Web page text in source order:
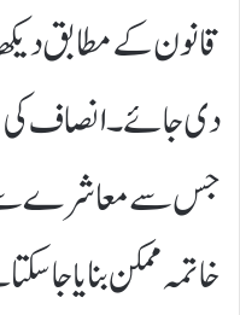
قانون کے مطابق
دی جائے۔ انصاف کی
جس سے معاشرے سے
خاتمہ ممکن بنایا جا